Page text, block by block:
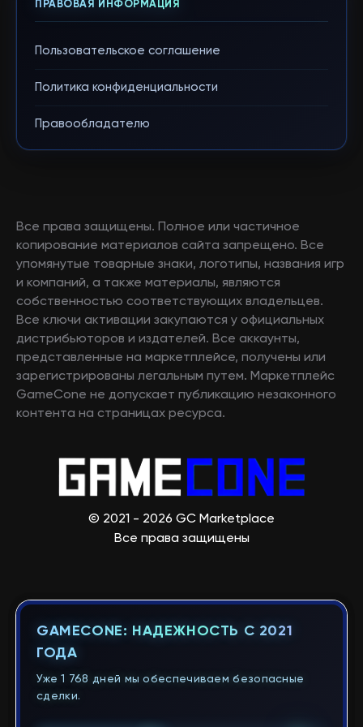
ПРАВОВАЯ ИНФОРМАЦИЯ
Пользовательское соглашение
Политика конфиденциальности
Правообладателю
Все права защищены. Полное или частичное
копирование материалов сайта запрещено. Все
упомянутые товарные знаки, логотипы, названия игр
и компаний, а также материалы, являются
собственностью соответствующих владельцев.
Все ключи активации закупаются у официальных
дистрибьюторов и издателей. Все аккаунты,
представленные на маркетплейсе, получены или
зарегистрированы легальным путем. Маркетплейс
GameCone не допускает публикацию незаконного
контента на страницах ресурса.
© 2021 - 2026 GC Marketplace
Все права защищены
GAMECONE: НАДЕЖНОСТЬ С 2021
ГОДА
Уже 1 768 дней мы обеспечиваем безопасные
сделки.